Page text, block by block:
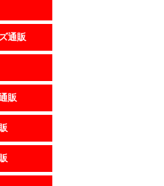
通販
販